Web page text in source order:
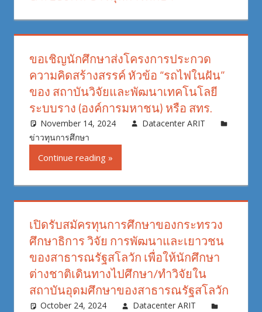
การ
ศึกษา
และ
อาชีพ
ขอเชิญนักศึกษาส่งโครงการประกวด
ความคิดสร้างสรรค์ หัวข้อ “รถไฟในฝัน”
ของ สถาบันวิจัยและพัฒนาเทคโนโลยี
ระบบราง (องค์การมหาชน) หรือ สทร.
November 14, 2024
Datacenter ARIT
ข่าวทุนการศึกษา
Continue reading
เปิดรับสมัครทุนการศึกษาของกระทรวง
ศึกษาธิการ วิจัย การพัฒนาและเยาวชน
ของสาธารณรัฐสโลวัก เพื่อให้นักศึกษา
ต่างชาติเดินทางไปศึกษา/ทำวิจัยใน
สถาบันอุดมศึกษาของสาธารณรัฐสโลวัก
October 24, 2024
Datacenter ARIT